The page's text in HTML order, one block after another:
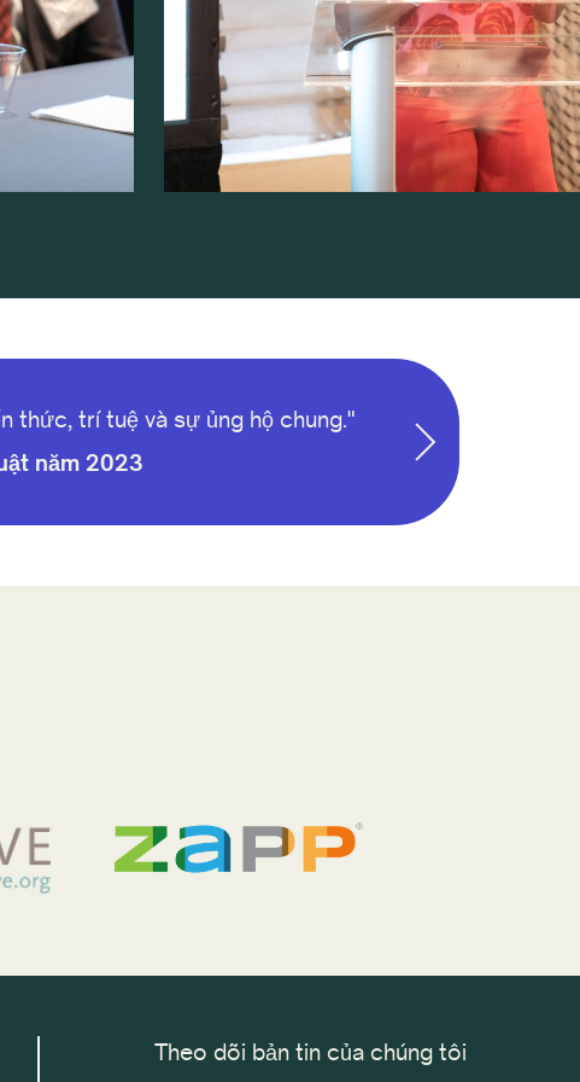
thức, trí tuệ và sự ủng hộ chung."
năm 2023
Theo dõi bản tin của chúng tôi